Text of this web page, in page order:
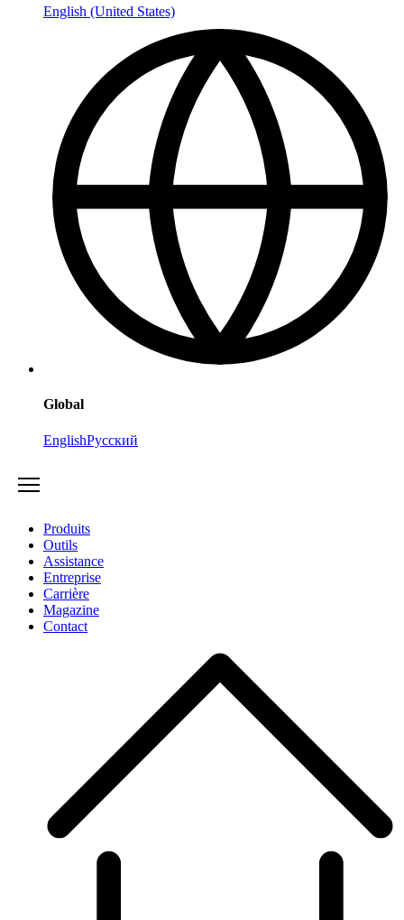
English (United States)
Global
EnglishРусский
Produits
Outils
Assistance
Entreprise
Carrière
Magazine
Contact